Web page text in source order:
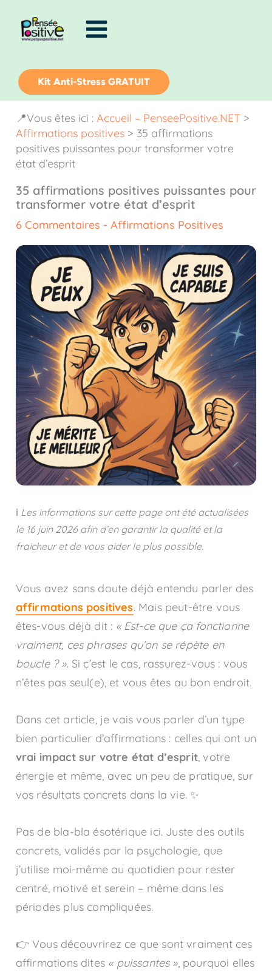
contenu
Kit Anti-Stress GRATUIT
📍Vous êtes ici : Accueil – PenseePositive.NET >
Affirmations positives> 35 affirmations
positives puissantes pour transformer votre
état d’esprit
35 affirmations positives puissantes pour
transformer votre état d’esprit
6 Commentaires - Affirmations Positives
ℹ️ Les informations sur cette page ont été actualisées
le 16 juin 2026afin d’en garantir la qualité et la
fraicheur et de vous aider le plus possible.
Vous avez sans doute déjà entendu parler des
affirmations positives. Mais peut-être vous
êtes-vous déjà dit : « Est-ce que ça fonctionne
vraiment, ces phrases qu’on se répète en
boucle ? ». Si c’est le cas, rassurez-vous : vous
n’êtes pas seul(e), et vous êtes au bon endroit.
Dans cet article, je vais vous parler d’un type
bien particulier d’affirmations : celles qui ont un
vrai impact sur votre état d’esprit, votre
énergie et même, avec un peu de pratique, sur
vos résultats concrets dans la vie. ✨
Pas de bla-bla ésotérique ici. Juste des outils
concrets, validés par la psychologie, que
j’utilise moi-même au quotidien pour rester
centré, motivé et serein – même dans les
périodes plus compliquées.
👉 Vous découvrirez ce que sont vraiment ces
affirmations dites « puissantes », pourquoi elles